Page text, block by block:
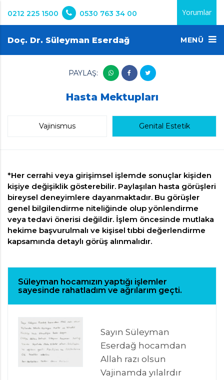
0212 225 1500 0530 763 34 00 Yorumlar
Doç. Dr. Süleyman Eserdağ MENÜ
PAYLAŞ:
Hasta Mektupları
Vajinismus Genital Estetik
*Her cerrahi veya girişimsel işlemde sonuçlar kişiden
kişiye değişiklik gösterebilir. Paylaşılan hasta görüşleri
bireysel deneyimlere dayanmaktadır. Bu görüşler
genel bilgilendirme niteliğinde olup yönlendirme
veya tedavi önerisi değildir. İşlem öncesinde mutlaka
hekime başvurulmalı ve kişisel tıbbi değerlendirme
kapsamında detaylı görüş alınmalıdır.
Süleyman hocamızın yaptığı işlemler
sayesinde rahatladım ve ağrılarım geçti.
Sayın Süleyman
Eserdağ hocamdan
Allah razı olsun
Vajinamda yılalrdır